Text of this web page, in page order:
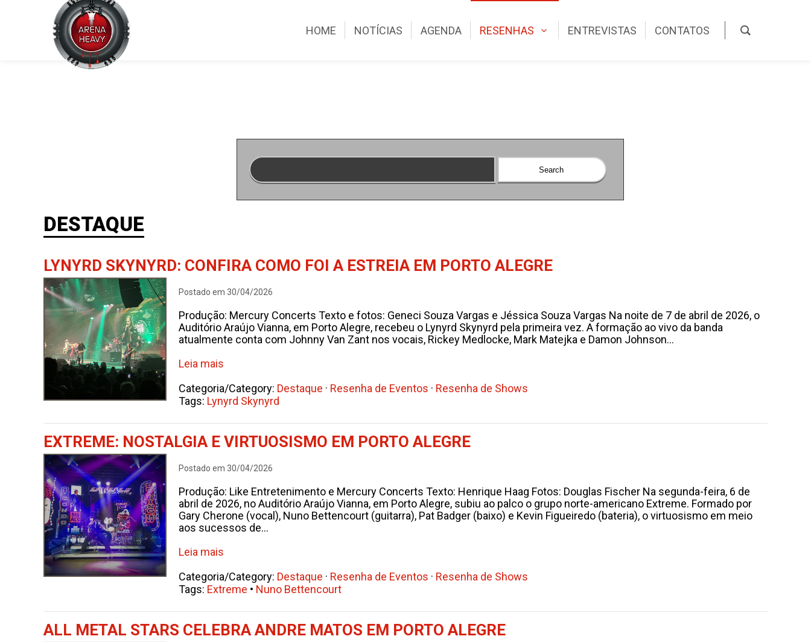
HOME NOTÍCIAS AGENDA RESENHAS ENTREVISTAS CONTATOS
DESTAQUE
LYNYRD SKYNYRD: CONFIRA COMO FOI A ESTREIA EM PORTO ALEGRE
Postado em 30/04/2026
Produção: Mercury Concerts Texto e fotos: Geneci Souza Vargas e Jéssica Souza Vargas Na noite de 7 de abril de 2026, o
Auditório Araújo Vianna, em Porto Alegre, recebeu o Lynyrd Skynyrd pela primeira vez. A formação ao vivo da banda
atualmente conta com Johnny Van Zant nos vocais, Rickey Medlocke, Mark Matejka e Damon Johnson...
Leia mais
Categoria/Category: Destaque · Resenha de Eventos · Resenha de Shows
Tags: Lynyrd Skynyrd
EXTREME: NOSTALGIA E VIRTUOSISMO EM PORTO ALEGRE
Postado em 30/04/2026
Produção: Like Entretenimento e Mercury Concerts Texto: Henrique Haag Fotos: Douglas Fischer Na segunda-feira, 6 de
abril de 2026, no Auditório Araújo Vianna, em Porto Alegre, subiu ao palco o grupo norte-americano Extreme. Formado por
Gary Cherone (vocal), Nuno Bettencourt (guitarra), Pat Badger (baixo) e Kevin Figueiredo (bateria), o virtuosismo em meio
aos sucessos de...
Leia mais
Categoria/Category: Destaque · Resenha de Eventos · Resenha de Shows
Tags: Extreme • Nuno Bettencourt
ALL METAL STARS CELEBRA ANDRE MATOS EM PORTO ALEGRE